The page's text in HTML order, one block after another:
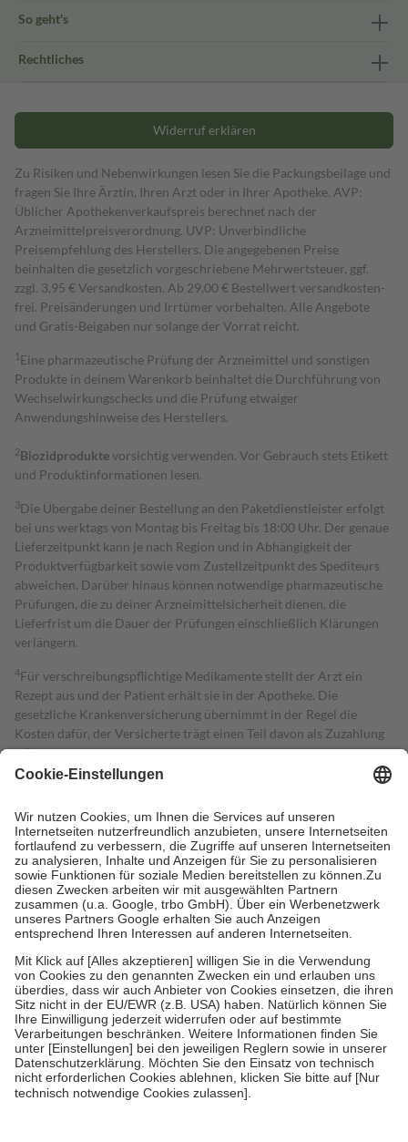
So geht's
Rechtliches
Widerruf erklären
Zu Risiken und Nebenwirkungen lesen Sie die Packungsbeilage und
fragen Sie Ihre Ärztin, Ihren Arzt oder in Ihrer Apotheke. AVP:
Üblicher Apothekenverkaufspreis berechnet nach der
Arzneimittelpreisverordnung. UVP: Unverbindliche
Preisempfehlung des Herstellers. Die angegebenen Preise
beinhalten die gesetzlich vorgeschriebene Mehrwertsteuer, ggf.
zzgl. 3,95 € Versandkosten. Ab 29,00 € Bestell­wert versand­kosten­
frei. Preisänderungen und Irrtümer vorbehalten. Alle Angebote
und Gratis-Beigaben nur solange der Vorrat reicht.
1 Eine pharmazeutische Prüfung der Arzneimittel und sonstigen
Produkte in deinem Warenkorb beinhaltet die Durchführung von
Wechselwirkungschecks und die Prüfung etwaiger
Anwendungshinweise des Herstellers.
2Biozidproduktevorsichtig verwenden. Vor Gebrauch stets Etikett
und Produktinformationen lesen.
3Die Übergabe deiner Bestellung an den Paketdienstleister erfolgt
bei uns werktags von Montag bis Freitag bis 18:00 Uhr. Der genaue
Lieferzeitpunkt kann je nach Region und in Abhängigkeit der
Produktverfügbarkeit sowie vom Zustellzeitpunkt des Spediteurs
abweichen. Darüber hinaus können notwendige pharmazeutische
Prüfungen, die zu deiner Arzneimittelsicherheit dienen, die
Lieferfrist um die Dauer der Prüfungen einschließlich Klärungen
verlängern.
4Für verschreibungspflichtige Medikamente stellt der Arzt ein
Rezept aus und der Patient erhält sie in der Apotheke. Die
gesetzliche Krankenversicherung übernimmt in der Regel die
Kosten dafür, der Versicherte trägt einen Teil davon als Zuzahlung
mit.
Grundsätzlich leisten Mitglieder Zuzahlungen in Höhe von zehn
höchstens zehn Euro.
Es sind jedoch nie mehr als die tatsächlichen
Kosten der Leistung zu entrichten.
Diese Regeln gelten grundsätzlich auch für Online-Apotheken.
Bei Heilmitteln und häuslicher Krankenpflege beträgt die
Zuzahlung zehn Prozent der Kosten sowie zehn Euro je
Verordnung.
Um das Engagement der Versicherten für ihre eigene Gesundheit zu
stärken und die besondere Stellung der Familie zu unterstützen,
fallenkeine Zuzahlungenan bei:
• Kindern und Jugendlichen bis zum vollendeten 18. Lebensjahr
mit Ausnahme der Fahrkosten
• Untersuchungen zur Vorsorge und Früherkennung, die von der
GKV getragen werden
• empfohlenen Schutzimpfungen
• Harn- und Blutteststreifen